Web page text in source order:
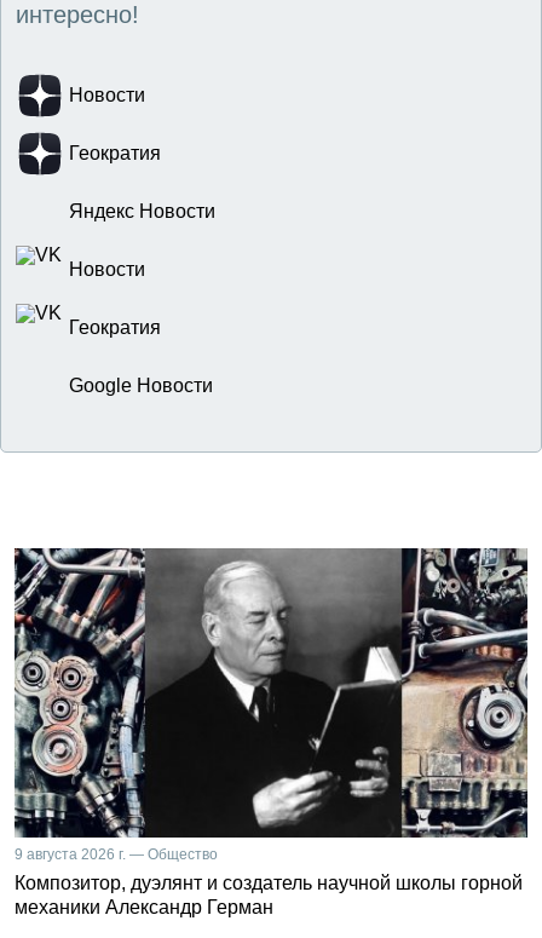
интересно!
Новости
Геократия
Яндекс Новости
Новости
Геократия
Google Новости
9 августа 2026 г. — Общество
Композитор, дуэлянт и создатель научной школы горной
механики Александр Герман